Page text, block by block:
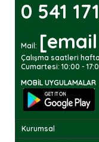
0 541
Mail:
Çalışma saatleri
Cumartesi: 10:00 -
MOBIL UYGULAMALAR
Kurumsal